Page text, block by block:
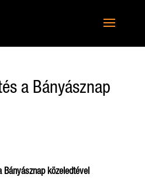
a Bányásznap
közeledtével